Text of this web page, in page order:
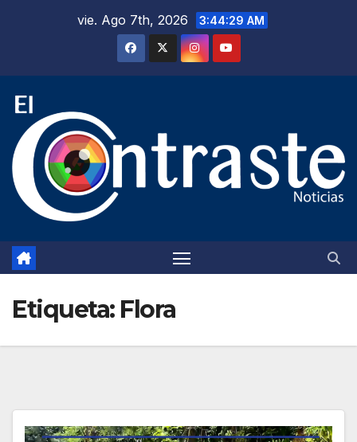
vie. Ago 7th, 2026 3:44:30 AM
Etiqueta: Flora